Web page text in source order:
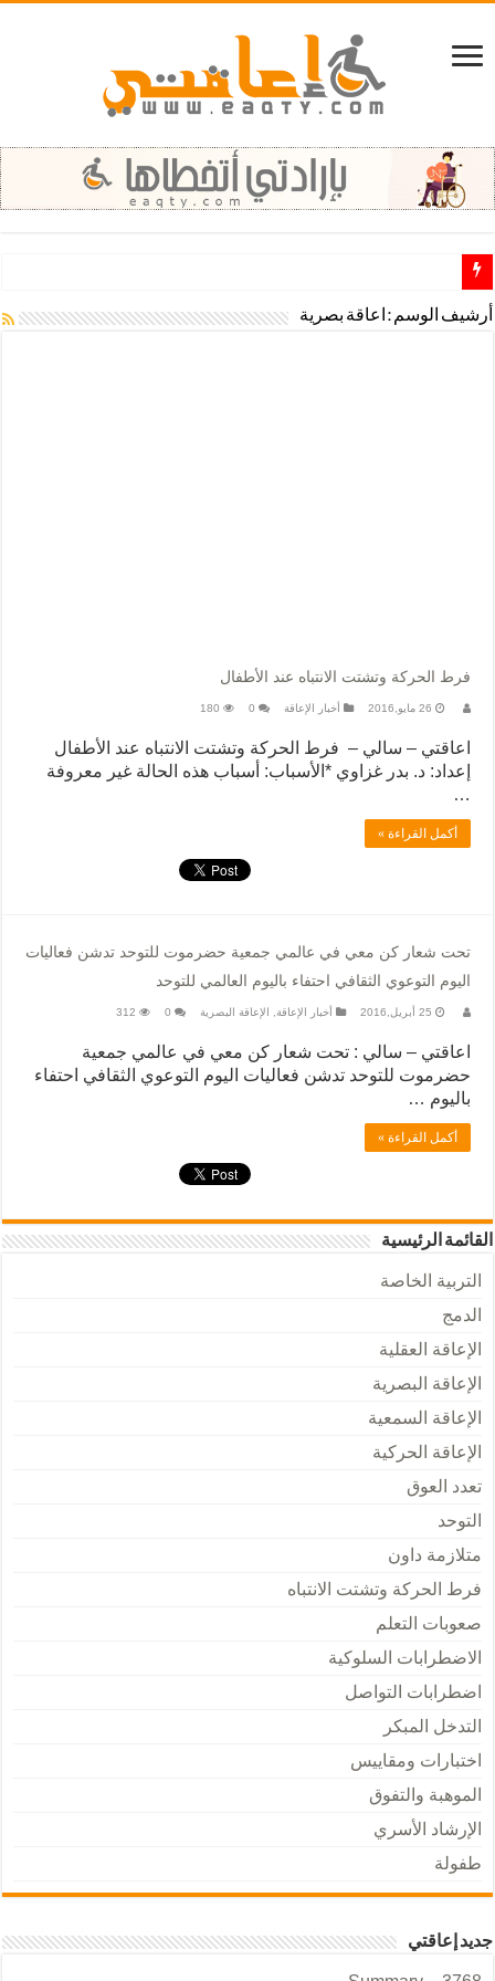
مطلوب مشرفين ومشرفات مهتمين للـ تطوع في مجال الاعاقة
أرشيف الوسم :اعاقة بصرية
فرط الحركة وتشتت الانتباه عند الأطفال
26 مايو,2016 أخبار الإعاقة 0
180
اعاقتي – سالي – فرط الحركة وتشتت الانتباه عند الأطفال
إعداد: د. بدر غزاوي *الأسباب: أسباب هذه الحالة غير معروفة
…
أكمل القراءة »
تحت شعار كن معي في عالمي جمعية حضرموت للتوحد تدشن فعاليات
اليوم التوعوي الثقافي احتفاء باليوم العالمي للتوحد
25 أبريل,2016 أخبار الإعاقة, الإعاقة البصرية 0
312
اعاقتي – سالي : تحت شعار كن معي في عالمي جمعية
حضرموت للتوحد تدشن فعاليات اليوم التوعوي الثقافي احتفاء
باليوم …
أكمل القراءة »
القائمة الرئيسية
التربية الخاصة
الدمج
الإعاقة العقلية
الإعاقة البصرية
الإعاقة السمعية
الإعاقة الحركية
تعدد العوق
التوحد
متلازمة داون
فرط الحركة وتشتت الانتباه
صعوبات التعلم
الاضطرابات السلوكية
اضطرابات التواصل
التدخل المبكر
اختبارات ومقاييس
الموهبة والتفوق
الإرشاد الأسري
طفولة
جديد إعاقتي